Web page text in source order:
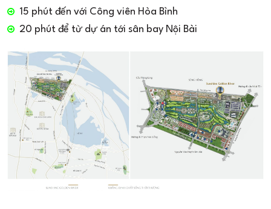
15 phút đến với Công viên Hòa Bình
20 phút để từ dự án tới sân bay Nội Bài